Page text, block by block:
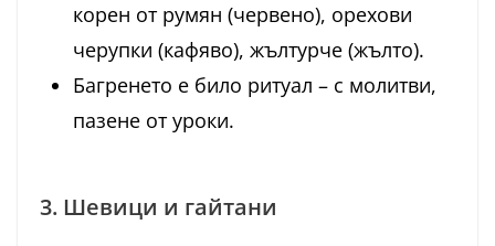
корен от румян (червено), орехови
черупки (кафяво), жълтурче (жълто).
Багренето е било ритуал – с молитви,
пазене от уроки.
3. Шевици и гайтани